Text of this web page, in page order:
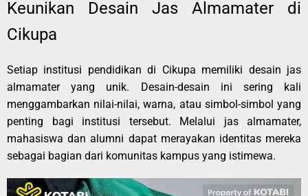
Keunikan Desain Jas Almamater di
Cikupa
Setiap institusi pendidikan di Cikupa memiliki desain jas
almamater yang unik. Desain-desain ini sering kali
menggambarkan nilai-nilai, warna, atau simbol-simbol yang
penting bagi institusi tersebut. Melalui jas almamater,
mahasiswa dan alumni dapat merayakan identitas mereka
sebagai bagian dari komunitas kampus yang istimewa.